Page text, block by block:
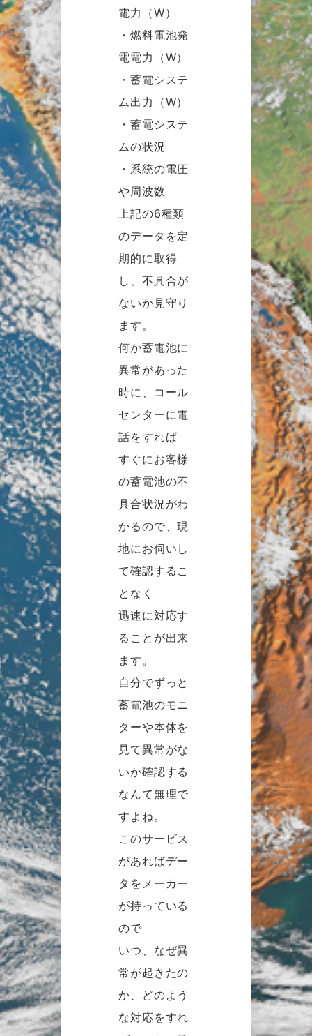
電力（W）
・燃料電池発
電電力（W）
・蓄電システ
ム出力（W）
・蓄電システ
ムの状況
・系統の電圧
や周波数
上記の6種類
のデータを定
期的に取得
し、不具合が
ないか見守り
ます。
何か蓄電池に
異常があった
時に、コール
センターに電
話をすれば
すぐにお客様
の蓄電池の不
具合状況がわ
かるので、現
地にお伺いし
て確認するこ
となく
迅速に対応す
ることが出来
ます。
自分でずっと
蓄電池のモニ
ターや本体を
見て異常がな
いか確認する
なんて無理で
すよね。
このサービス
があればデー
タをメーカー
が持っている
ので
いつ、なぜ異
常が起きたの
か、どのよう
な対応をすれ